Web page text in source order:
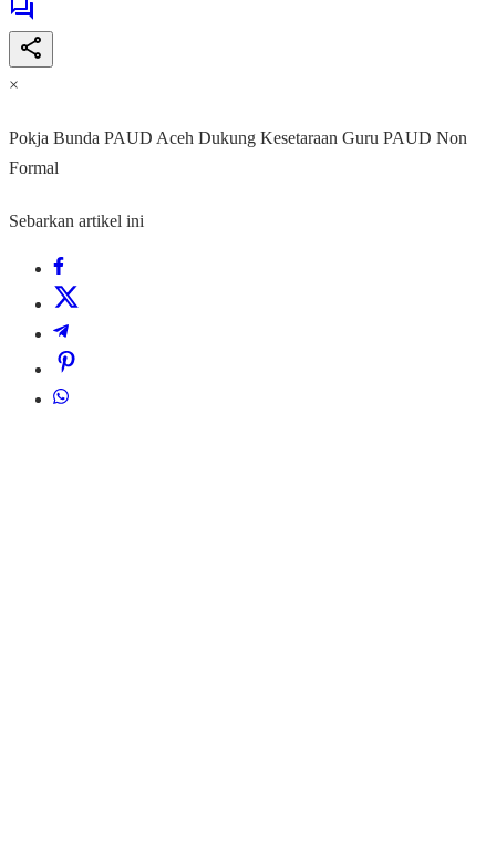
×
Pokja Bunda PAUD Aceh Dukung Kesetaraan Guru PAUD Non
Formal
Sebarkan artikel ini